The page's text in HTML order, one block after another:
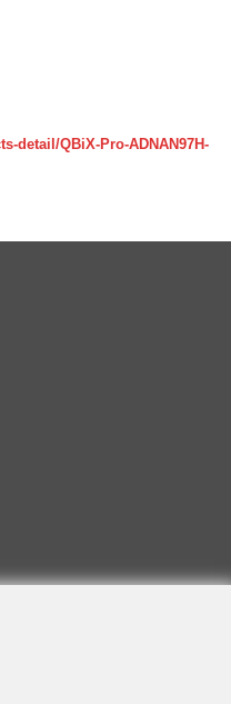
detail/QBiX-Pro-ADNAN97H-